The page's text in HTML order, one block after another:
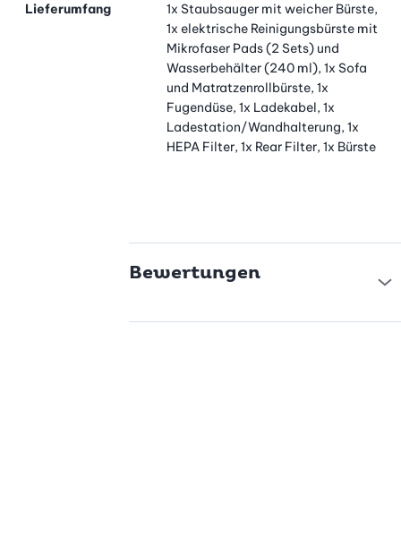
Lieferumfang
1x Staubsauger mit weicher Bürste,
1x elektrische Reinigungsbürste mit
Mikrofaser Pads (2 Sets) und
Wasserbehälter (240 ml), 1x Sofa
und Matratzenrollbürste, 1x
Fugendüse, 1x Ladekabel, 1x
Ladestation/Wandhalterung, 1x
HEPA Filter, 1x Rear Filter, 1x Bürste
Bewertungen